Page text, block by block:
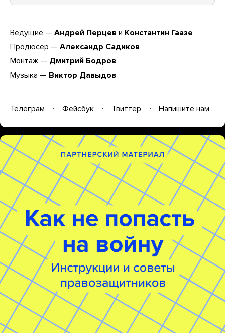
Ведущие — Андрей Перцев и Константин Гаазе
Продюсер — Александр Садиков
Монтаж — Дмитрий Бодров
Музыка — Виктор Давыдов
Телеграм Фейсбук Твиттер Напишите нам